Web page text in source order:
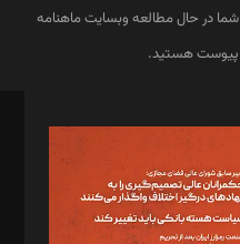
شما در حال مطالعه وبسایت ماهنامه
پیوست هستید.